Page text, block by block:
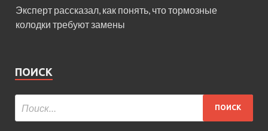
Эксперт рассказал, как понять, что тормозные
колодки требуют замены
ПОИСК